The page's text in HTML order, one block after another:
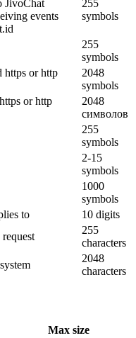
JivoChat
events
255
symbols
255
symbols
https or http
2048
symbols
or http
2048
символов
255
symbols
2-15
symbols
1000
symbols
to
10 digits
255
characters
2048
characters
Max size